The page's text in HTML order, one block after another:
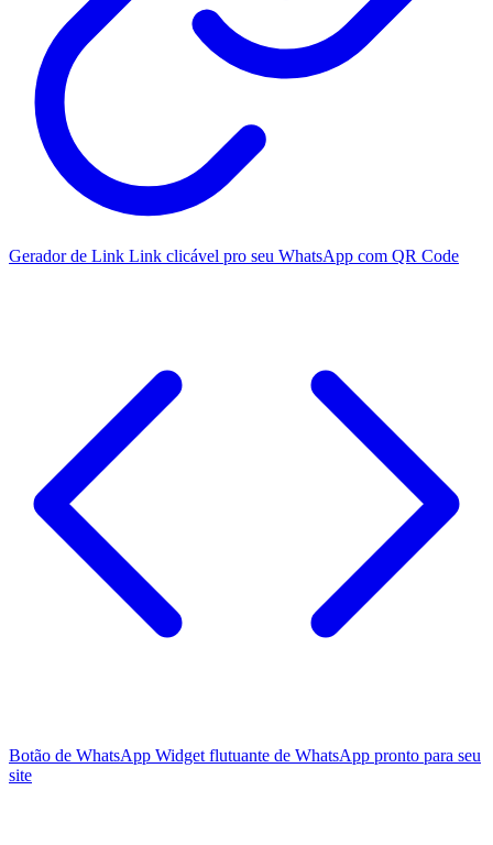
Gerador de Link Link clicável pro seu WhatsApp com QR Code
Botão de WhatsApp Widget flutuante de WhatsApp pronto para seu
site